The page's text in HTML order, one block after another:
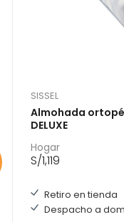
SISSEL
Almohada
DELUXE
Hogar
S/1,119
Retiro en tienda
Despacho a